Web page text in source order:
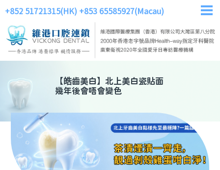
+852 51721315(HK) +853 65585927(Macau)
【皓齒美白】 北上美白瓷貼面
幾年後會唔會變色